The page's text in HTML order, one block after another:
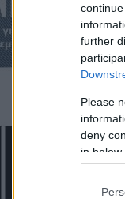
further
Please
deny
in below